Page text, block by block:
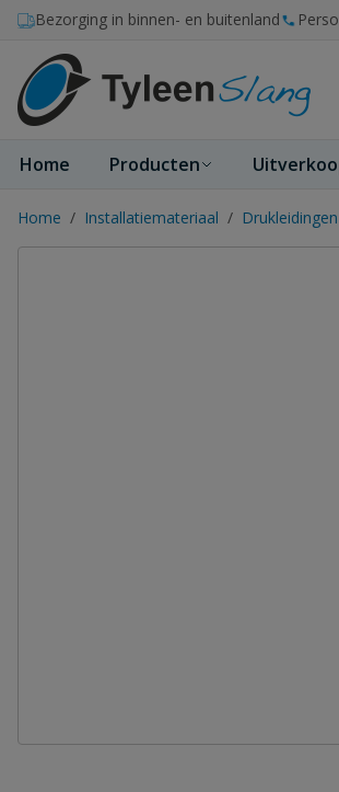
Ga naar de inhoud
Bezorging in binnen- en buitenland
Home Producten
Home / Installatiemateriaal /